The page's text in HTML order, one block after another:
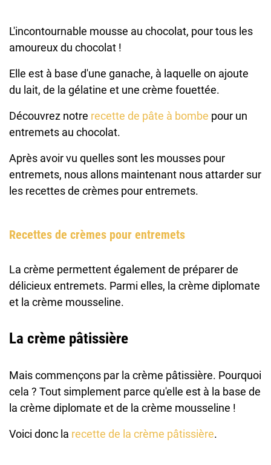
L'incontournable mousse au chocolat, pour tous les
amoureux du chocolat !
Elle est à base d'une ganache, à laquelle on ajoute
du lait, de la gélatine et une crème fouettée.
Découvrez notre recette de pâte à bombe pour un
entremets au chocolat.
Après avoir vu quelles sont les mousses pour
entremets, nous allons maintenant nous attarder sur
les recettes de crèmes pour entremets.
Recettes de crèmes pour entremets
La crème permettent également de préparer de
délicieux entremets. Parmi elles, la crème diplomate
et la crème mousseline.
La crème pâtissière
Mais commençons par la crème pâtissière. Pourquoi
cela ? Tout simplement parce qu'elle est à la base de
la crème diplomate et de la crème mousseline !
Voici donc la recette de la crème pâtissière.